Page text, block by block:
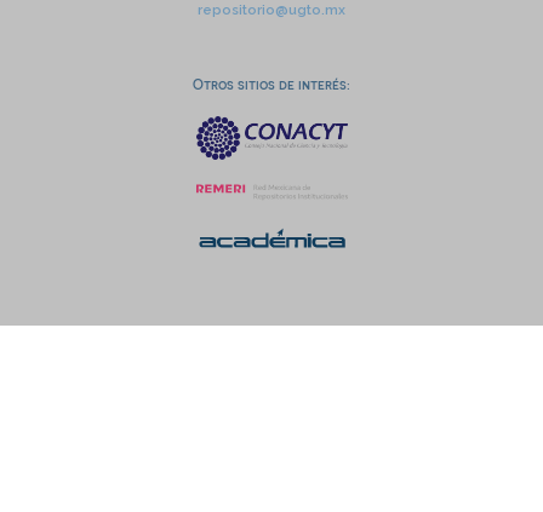
repositorio@ugto.mx
Otros sitios de interés: